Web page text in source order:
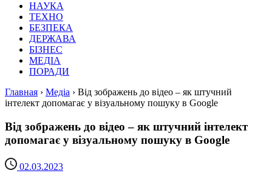
НАУКА
ТЕХНО
БЕЗПЕКА
ДЕРЖАВА
БІЗНЕС
МЕДІА
ПОРАДИ
Главная › Медіа › Від зображень до відео – як штучний
інтелект допомагає у візуальному пошуку в Google
Від зображень до відео – як штучний інтелект
допомагає у візуальному пошуку в Google
02.03.2023